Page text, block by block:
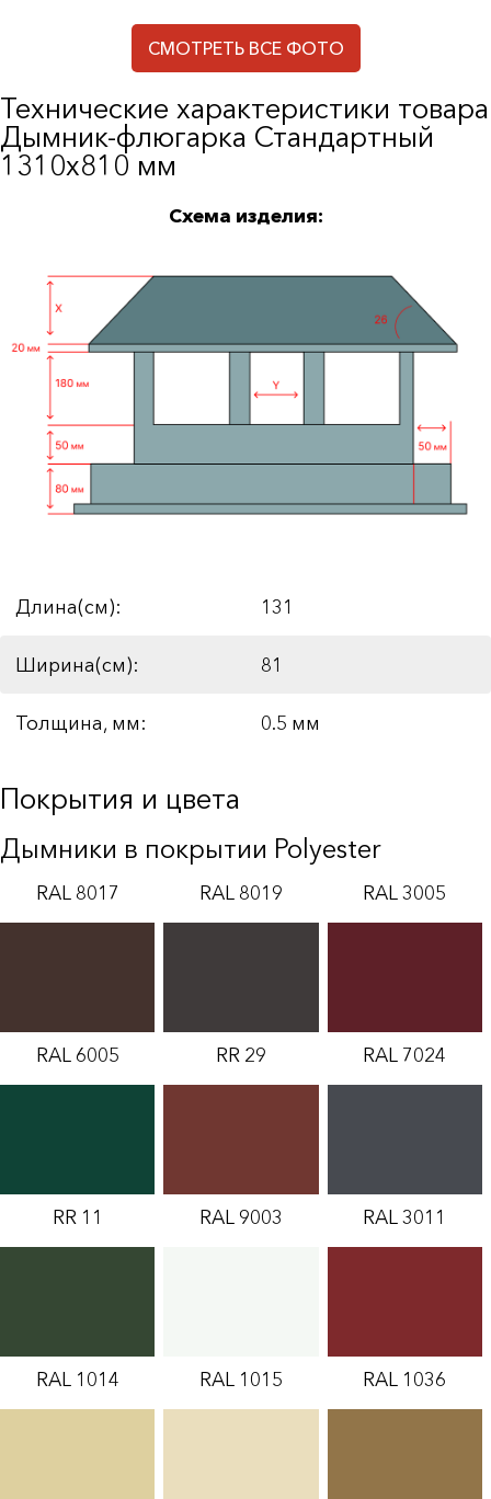
СМОТРЕТЬ ВСЕ ФОТО
Технические характеристики товара
Дымник-флюгарка Стандартный
1310х810 мм
Схема изделия:
Длина(см): 131
Ширина(см): 81
Толщина, мм: 0.5 мм
Покрытия и цвета
Дымники в покрытии Polyester
RAL 8017 RAL 8019 RAL 3005
RAL 6005 RR 29 RAL 7024
RR 11 RAL 9003 RAL 3011
RAL 1014 RAL 1015 RAL 1036